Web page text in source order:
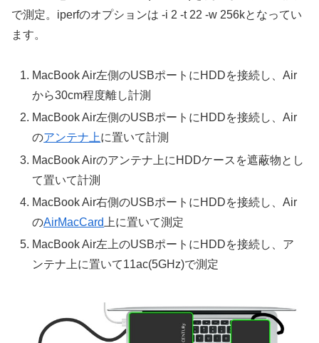
で測定。iperfのオプションは -i 2 -t 22 -w 256kとなってい
ます。
MacBook Air左側のUSBポートにHDDを接続し、Air
から30cm程度離し計測
MacBook Air左側のUSBポートにHDDを接続し、Air
のアンテナ上に置いて計測
MacBook Airのアンテナ上にHDDケースを遮蔽物とし
て置いて計測
MacBook Air右側のUSBポートにHDDを接続し、Air
のAirMacCard 上に置いて測定
MacBook Air左上のUSBポートにHDDを接続し、ア
ンテナ上に置いて11ac(5GHz)で測定